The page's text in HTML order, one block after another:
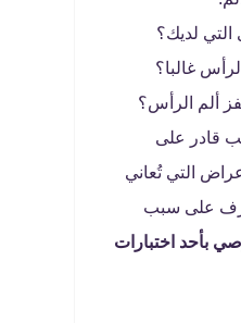
لديك؟
غالبا؟
ألم الرأس؟
قادر على
التي تُعاني
على سبب
بأحد اختبارات